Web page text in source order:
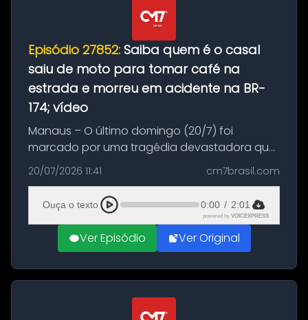
Episódio 27852: Saiba quem é o casal
saiu de moto para tomar café na
estrada e morreu em acidente na BR-
174; vídeo
Manaus – O último domingo (20/7) foi
marcado por uma tragédia devastadora que
resultou na morte precoce de dois jovens na
BR-174, na zona rural de Manaus. Um passeio
com destino a um típico café regio...
20/07/2026 11:41 cm7brasil.com
Ouça o texto 0:00 / 2:01
powered by VOICEXPRESS
Ver Episódio Ver Original